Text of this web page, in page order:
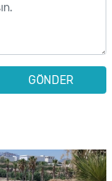
GÖNDER